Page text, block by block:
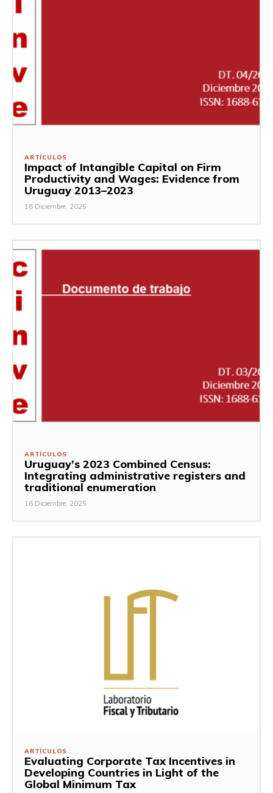
ARTÍCULOS
Impact of Intangible Capital on Firm
Productivity and Wages: Evidence from
Uruguay 2013–2023
16 Diciembre, 2025
ARTÍCULOS
Uruguay’s 2023 Combined Census:
Integrating administrative registers and
traditional enumeration
16 Diciembre, 2025
ARTÍCULOS
Evaluating Corporate Tax Incentives in
Developing Countries in Light of the
Global Minimum Tax